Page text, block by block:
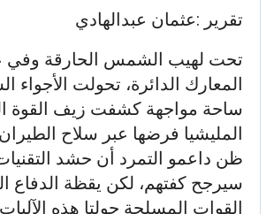
​تقرير :عثمان عبدالهادي
​تحت لهيب الشمس الحارقة
المعارك الدائرة، تحولت الأجواء
ساحة مواجهة كشفت زيف القوة
المليشيا فرضها عبر سلاح
ظن داعمو التمرد أن حشد
سيرجح كفتهم، لكن يقظة الدفاع
القوات المسلحة حولتا هذه